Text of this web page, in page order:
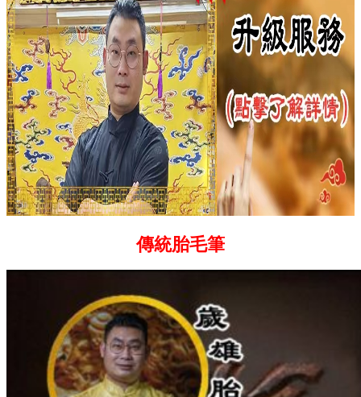
傳統胎毛筆